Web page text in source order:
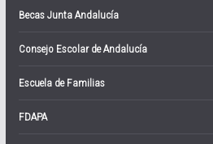
Becas Junta Andalucía
Consejo Escolar de Andalucía
Escuela de Familias
FDAPA